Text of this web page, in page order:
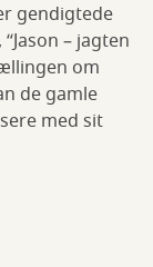
gendigtede
– jagten
om
de gamle
med sit